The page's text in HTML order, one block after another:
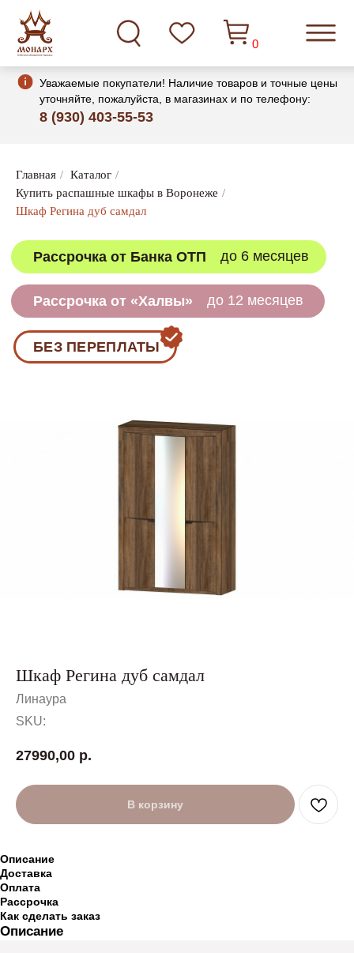
Уважаемые покупатели! Наличие товаров и точные цены
уточняйте, пожалуйста, в магазинах и по телефону:
8 (930) 403-55-53
Главная / Каталог /
Купить распашные шкафы в Воронеже /
Шкаф Регина дуб самдал
Рассрочка от «Халвы»
Шкаф Регина дуб самдал
Линаура
SKU:
27990,00 р.
В корзину
Описание
Доставка
Оплата
Рассрочка
Как сделать заказ
Описание